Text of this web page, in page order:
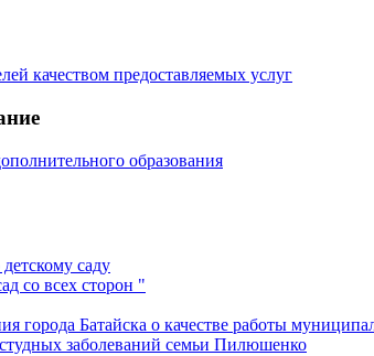
качеством предоставляемых услуг
образования
саду
со всех сторон "
города Батайска о качестве работы
заболеваний семьи Пилюшенко